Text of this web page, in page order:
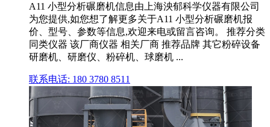
A11 小型分析碾磨机信息由上海泱郁科学仪器有限公司
为您提供,如您想了解更多关于A11 小型分析碾磨机报
价、型号、参数等信息,欢迎来电或留言咨询。 推荐分类
同类仪器 该厂商仪器 相关厂商 推荐品牌 其它粉碎设备
研磨机、研磨仪、粉碎机、球磨机 ...
联系电话: 180 3780 8511